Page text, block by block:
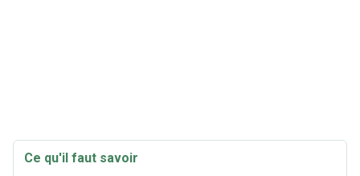
Ce qu'il faut savoir